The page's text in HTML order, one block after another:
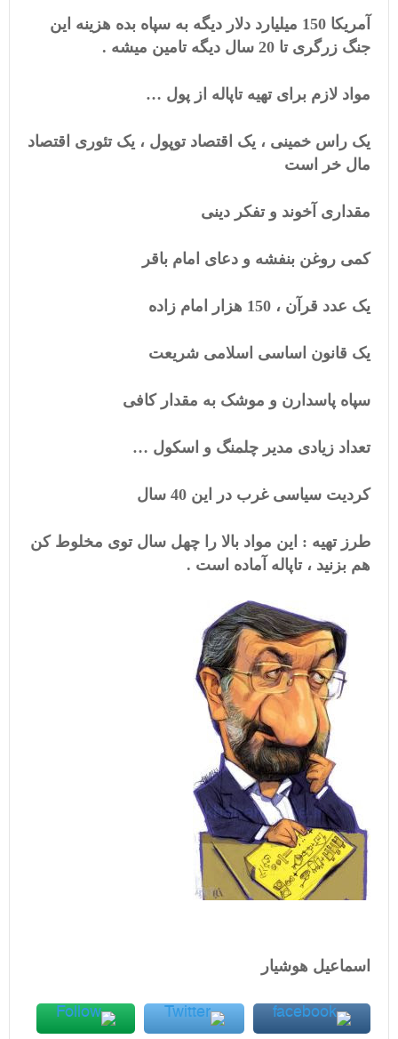
آمریکا 150 میلیارد دلار دیگه به سپاه بده هزینه این
جنگ زرگری تا 20 سال دیگه تامین میشه .
مواد لازم برای تهیه تاپاله از پول …
یک راس خمینی ، یک اقتصاد توپول ، یک تئوری اقتصاد
مال خر است
مقداری آخوند و تفکر دینی
کمی روغن بنفشه و دعای امام باقر
یک عدد قرآن ، 150 هزار امام زاده
یک قانون اساسی اسلامی شریعت
سپاه پاسدارن و موشک به مقدار کافی
تعداد زیادی مدیر چلمنگ و اسکول …
کردیت سیاسی غرب در این 40 سال
طرز تهیه : این مواد بالا را چهل سال توی مخلوط کن
هم بزنید ، تاپاله آماده است .
اسماعیل هوشیار